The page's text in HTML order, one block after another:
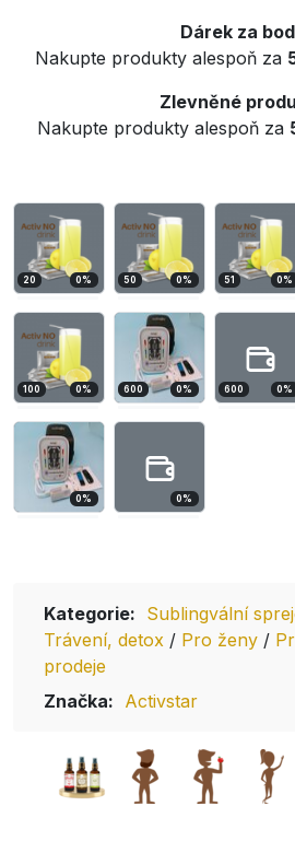
Dárek za
Nakupte produkty alespoň za
Zlevněné
Nakupte produkty alespoň za
20 0% 50 0% 51 0%
100 0% 600 0% 600 0%
0% 0%
Kategorie: Sublingvální
Trávení, detox / Pro ženy /
prodeje
Značka: Activstar